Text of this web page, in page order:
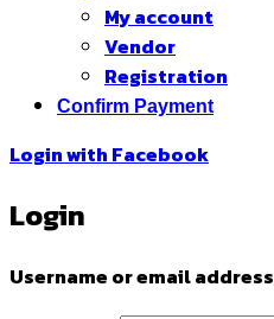
My account
Vendor
Registration
Confirm Payment
Login with Facebook
Login
Username or email address